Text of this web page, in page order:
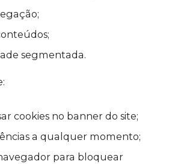
segmentada.
cookies no banner do site;
a qualquer momento;
para bloquear